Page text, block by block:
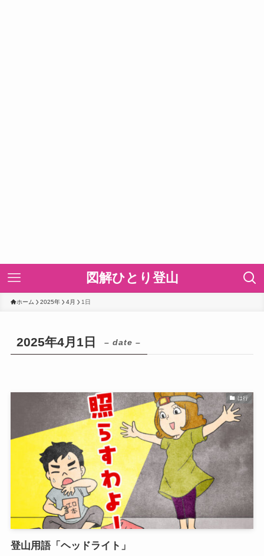
図解ひとり登山
ホーム 2025年 4月 1日
2025年4月1日 – date –
は行
登山用語「ヘッドライト」